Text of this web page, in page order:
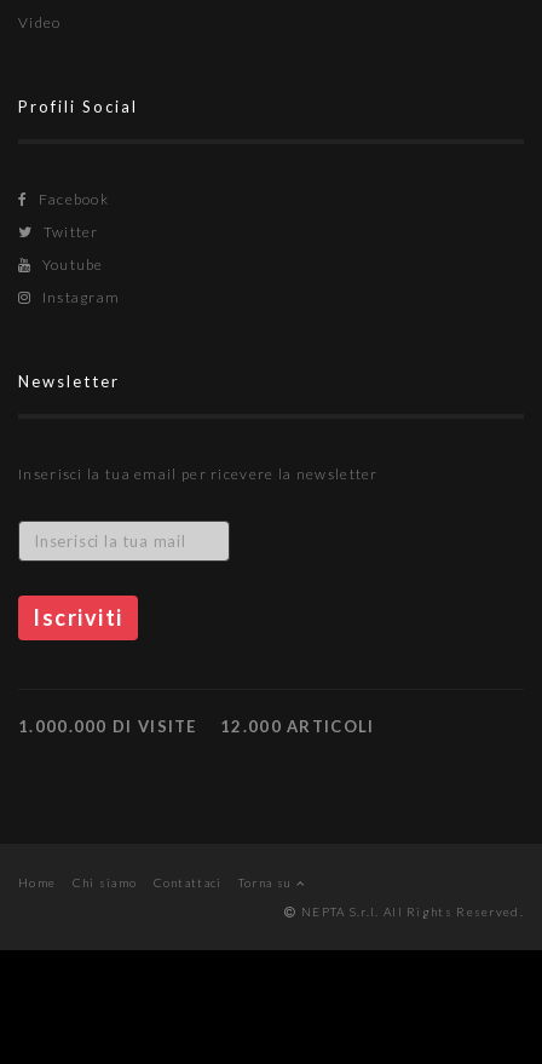
Video
Profili Social
Facebook
Twitter
Youtube
Instagram
Newsletter
Inserisci la tua email per ricevere la newsletter
1.000.000 DI VISITE 12.000 ARTICOLI
Home Chi siamo Contattaci
Torna su
NEPTA S.r.l. All Rights Reserved.